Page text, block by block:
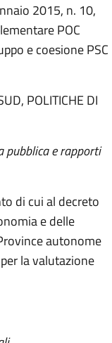
2015, n. 10,
POC
e coesione PSC
POLITICHE DI
pubblica e rapporti
di cui al decreto
e delle
autonome
la valutazione